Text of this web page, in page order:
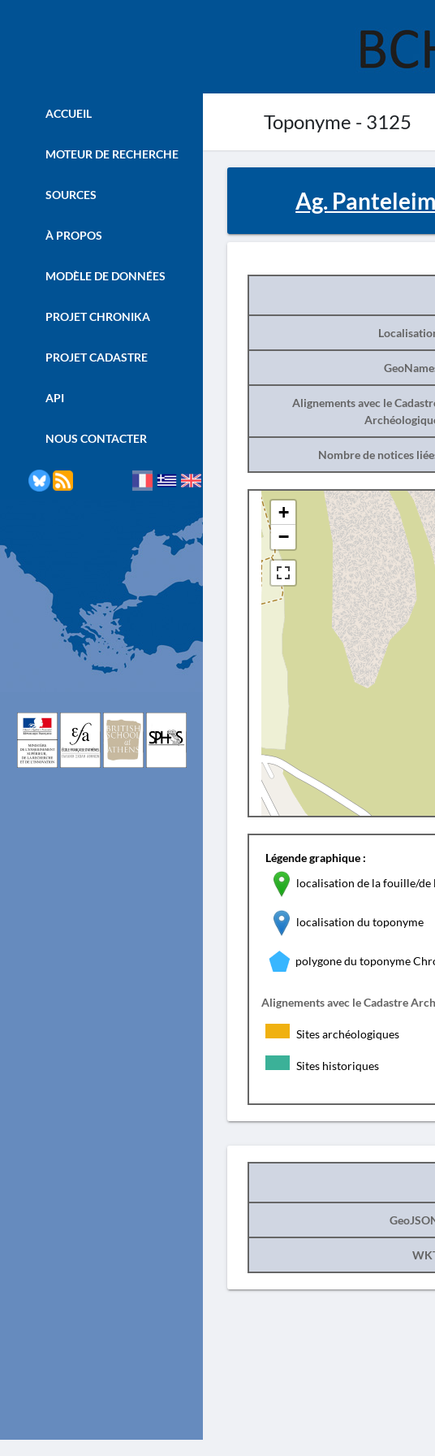
Toponyme - 3125
ACCUEIL
MOTEUR DE RECHERCHE
SOURCES
À PROPOS
MODÈLE DE DONNÉES
PROJET CHRONIKA
PROJET CADASTRE
API
NOUS CONTACTER
Ag.
Alignements avec le
Nombre de notices
+
−
Légende graphique :
localisation de la fouille/de
localisation du toponyme
polygone du toponyme
Alignements avec le Cadastre
Sites archéologiques
Sites historiques